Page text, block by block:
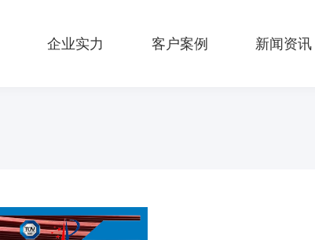
企业实力 客户案例 新闻资讯